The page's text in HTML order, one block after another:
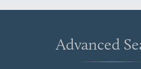
suite, & un dictionnaire
Advanced